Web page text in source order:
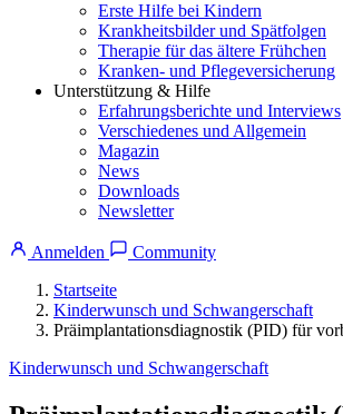
Erste Hilfe bei Kindern
Krankheitsbilder und Spätfolgen
Therapie für das ältere Frühchen
Kranken- und Pflegeversicherung
Unterstützung & Hilfe
Erfahrungsberichte und Interviews
Verschiedenes und Allgemein
Magazin
News
Downloads
Newsletter
Anmelden
Community
Startseite
Kinderwunsch und Schwangerschaft
Präimplantationsdiagnostik (PID) für
Kinderwunsch und Schwangerschaft